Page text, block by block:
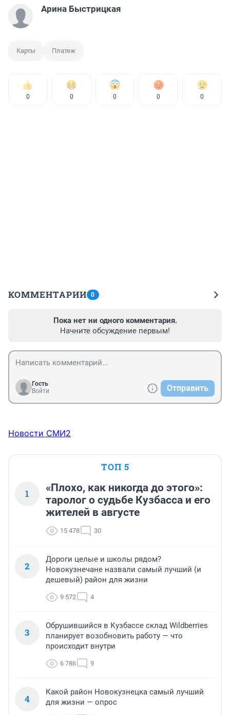
Арина Быстрицкая
Карты Платеж
0 0 0 0 0
КОММЕНТАРИИ 0
Пока нет ни одного комментария.
Начните обсуждение первым!
Гость
Войти
Отправить
Новости СМИ2
ТОП 5
1
«Плохо, как никогда до этого»:
таролог о судьбе Кузбасса и его
жителей в августе
15 478 30
2
Дороги целые и школы рядом?
Новокузнечане назвали самый лучший (и
дешевый) район для жизни
9 572 4
3
Обрушившийся в Кузбассе склад Wildberries
планирует возобновить работу — что
происходит внутри
6 786 9
4
Какой район Новокузнецка самый лучший
для жизни — опрос